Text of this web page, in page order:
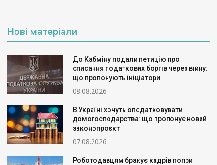
Нові матеріали
До Кабміну подали петицію про
списання податкових боргів через війну:
що пропонують ініціатори
08.08.2026
В Україні хочуть оподатковувати
домогосподарства: що пропонує новий
законопроєкт
07.08.2026
Роботодавцям бракує кадрів попри